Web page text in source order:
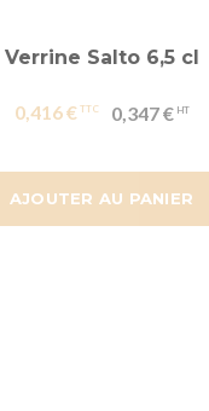
AJOUTER AU PANIER
Verrine Salto 6,5 cl
0,416 € 0,347 €